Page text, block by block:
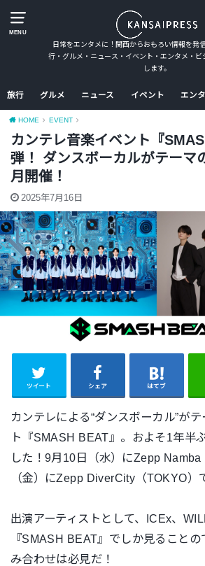
MENU
日常をエンタメに！関西からおもろい情報を発
行・グルメ・ニュース・イベント・エンタメ・ビ
します。
旅行 グルメ ニュース イベント エン
HOME EVENT
カンテレ音楽イベント『
弾！ ダンスボーカルがテーマ
月開催！
2025年7月16日
ツイート シェア はてブ
カンテレによる“ダンスボーカル”が
ト『SMASH BEAT』。およそ1年半
した！9月10日（水）にZepp Namba
（金）にZepp DiverCity（TOKYO）
出演アーティストとして、ICEx、
『SMASH BEAT』でしか見ることの
み合わせは必見だ！